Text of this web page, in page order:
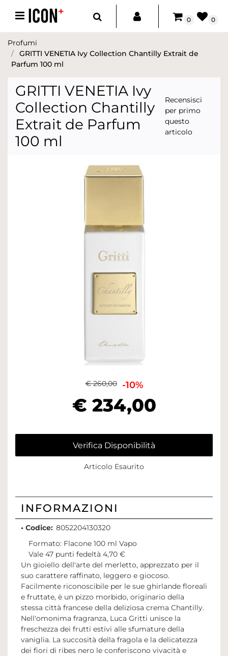
Open menu
0 0
Profumi
GRITTI VENETIA Ivy Collection Chantilly Extrait de
Parfum 100 ml
GRITTI VENETIA Ivy
Collection Chantilly
Extrait de Parfum
100 ml
Recensisci
per primo
questo
articolo
€ 260,00 -10%
€ 234,00
Verifica Disponibilità
Articolo Esaurito
INFORMAZIONI
• Codice: 8052204130320
Formato: Flacone 100 ml Vapo
Vale 47 punti fedeltà 4,70 €
Un gioiello dell'arte del merletto, apprezzato per il
suo carattere raffinato, leggero e giocoso.
Facilmente riconoscibile per le sue ghirlande floreali
e fruttate, è un pizzo morbido, originario della
stessa città francese della deliziosa crema Chantilly.
Nell'omonima fragranza, Luca Gritti unisce la
freschezza dei frutti estivi alle sfumature della
vaniglia. La succosità della fragola e la delicatezza
dei fiori di ribes nero le conferiscono vivacità e